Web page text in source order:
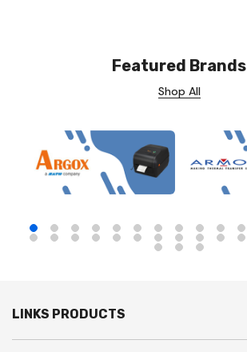
Featured Brands
Shop All
LINKS PRODUCTS